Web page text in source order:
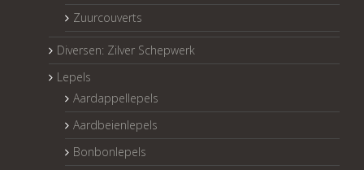
Zuurcouverts
Diversen: Zilver Schepwerk
Lepels
Aardappellepels
Aardbeienlepels
Bonbonlepels